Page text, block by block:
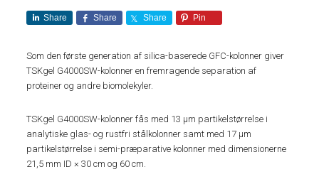
Share Share Share Pin
Som den første generation af silica-baserede GFC-kolonner giver
TSKgel G4000SW-kolonner en fremragende separation af
proteiner og andre biomolekyler.
TSKgel G4000SW-kolonner fås med 13 μm partikelstørrelse i
analytiske glas- og rustfri stålkolonner samt med 17 μm
partikelstørrelse i semi-præparative kolonner med dimensionerne
21,5 mm ID × 30 cm og 60 cm.